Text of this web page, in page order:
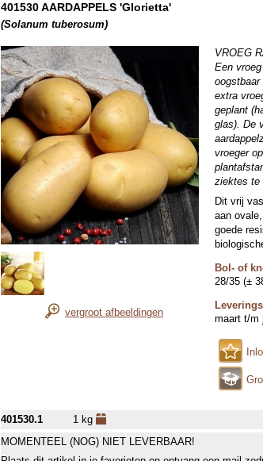
401530 AARDAPPELS 'Glorietta'
(Solanum tuberosum)
vergroot afbeeldingen
VROEG
Een
extra
geplant
glas). De
vroeger
ziektes te
Dit vrij
aan
goede
Bol- of
28/35 (±
maart t/m
401530.1 1 kg
MOMENTEEL (NOG) NIET LEVERBAAR!